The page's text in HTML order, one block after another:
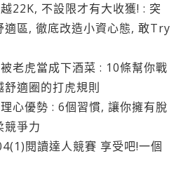
22K, 不設限才有大收獲! : 突
適區, 徹底改造小資心態, 敢Try
老虎當成下酒菜 : 10條幫你戰
舒適圈的打虎規則
心優勢 : 6個習慣, 讓你擁有脫
競爭力
閱讀達人競賽 享受吧!一個